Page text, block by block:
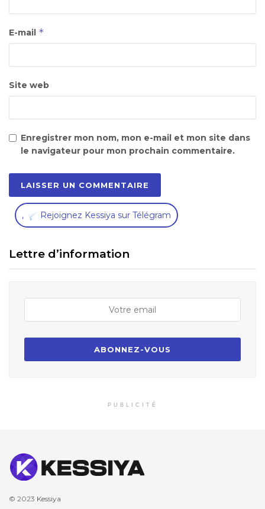
E-mail *
Site web
Enregistrer mon nom, mon e-mail et mon site dans
le navigateur pour mon prochain commentaire.
, Rejoignez Kessiya sur Télégram
Lettre d’information
PUBLICITÉ
© 2023 Kessiya